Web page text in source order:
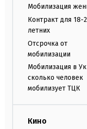
Мобилизация
Контракт для 18-
летних
Отсрочка от
мобилизации
Мобилизация в
сколько человек
мобилизует ТЦК
Кино